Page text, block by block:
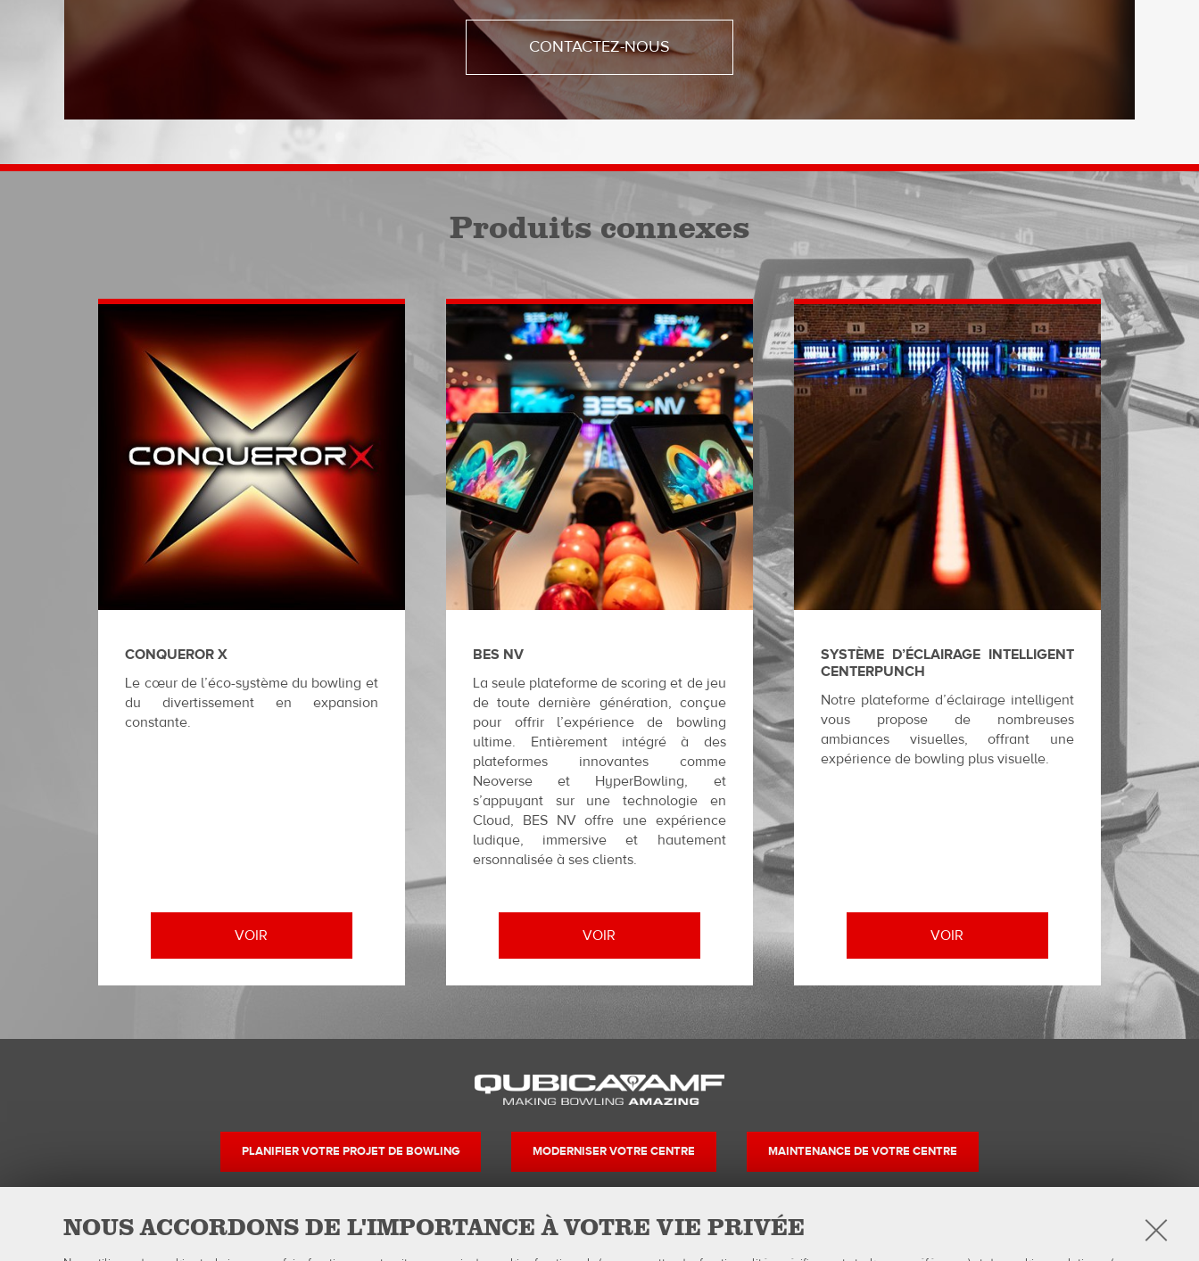
NOUS ACCORDONS DE L'IMPORTANCE À VOTRE VIE PRIVÉE
CONTACTEZ-NOUS
Produits connexes
CONQUEROR X
Le cœur de l’éco-système du bowling et
du divertissement en expansion
constante.
VOIR
BES NV
La seule plateforme de scoring et de jeu
de toute dernière génération, conçue
pour offrir l’expérience de bowling
ultime. Entièrement intégré à des
plateformes innovantes comme
Neoverse et HyperBowling, et
s’appuyant sur une technologie en
Cloud, BES NV offre une expérience
ludique, immersive et hautement
ersonnalisée à ses clients.
VOIR
SYSTÈME D’ÉCLAIRAGE INTELLIGENT
CENTERPUNCH
Notre plateforme d’éclairage intelligent
vous propose de nombreuses
ambiances visuelles, offrant une
expérience de bowling plus visuelle.
VOIR
PLANIFIER VOTRE PROJET DE BOWLING MODERNISER VOTRE CENTRE MAINTENANCE DE VOTRE CENTRE